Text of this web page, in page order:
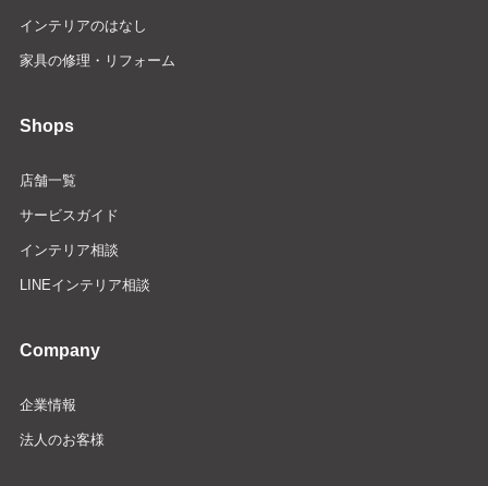
インテリアのはなし
家具の修理・リフォーム
Shops
店舗一覧
サービスガイド
インテリア相談
LINEインテリア相談
Company
企業情報
法人のお客様